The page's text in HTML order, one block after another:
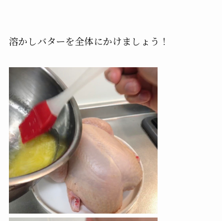
溶かしバターを全体にかけましょう！